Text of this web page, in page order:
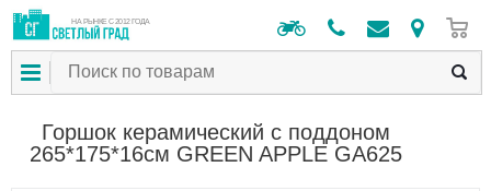
НА РЫНКЕ С 2012 ГОДА
Горшок керамический с поддоном
265*175*16см GREEN APPLE GA625